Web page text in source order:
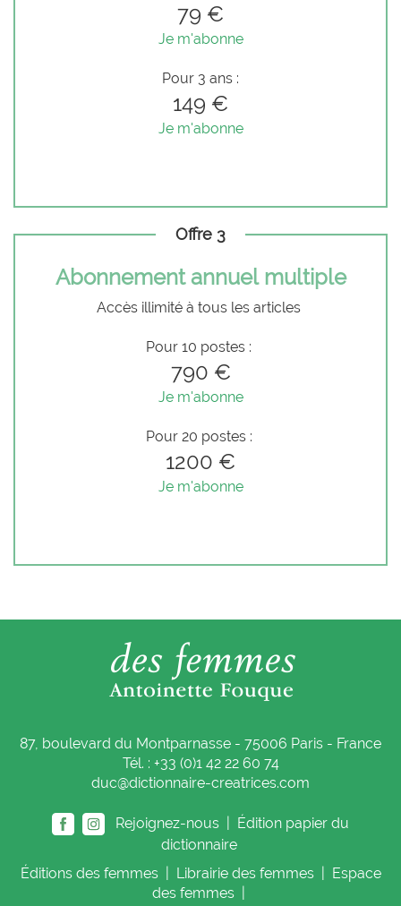
79 €
Je m'abonne
Pour 3 ans :
149 €
Je m'abonne
Offre 3
Abonnement annuel multiple
Accès illimité à tous les articles
Pour 10 postes :
790 €
Je m'abonne
Pour 20 postes :
1200 €
Je m'abonne
87, boulevard du Montparnasse - 75006 Paris - France
Tél. : +33 (0)1 42 22 60 74
duc@dictionnaire-creatrices.com
Rejoignez-nous |
Édition papier du
dictionnaire
Éditions des femmes Librairie des femmes
Espace
des femmes